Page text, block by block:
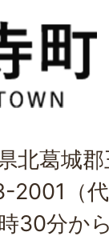
葛城郡
（
30分か